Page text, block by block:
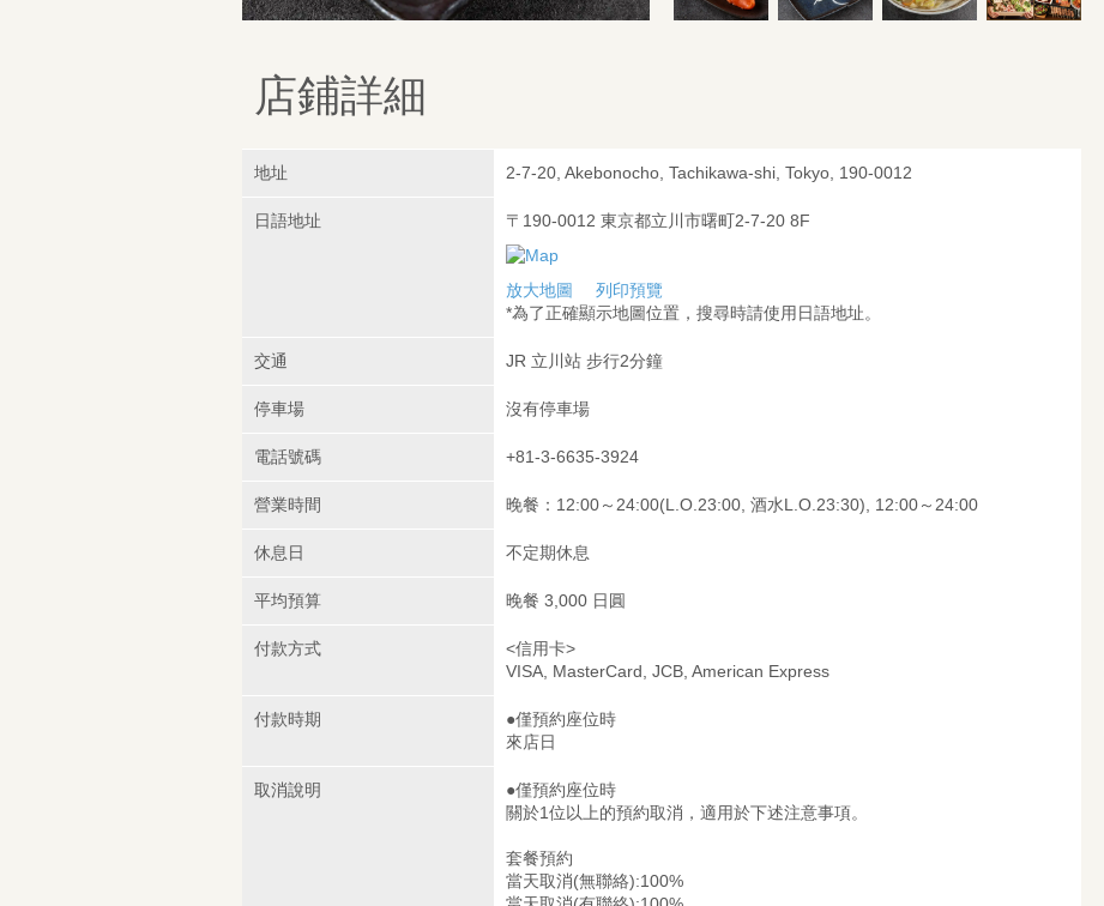
店鋪詳細
地址 2-7-20, Akebonocho, Tachikawa-shi, Tokyo, 190-0012
日語地址 〒190-0012 東京都立川市曙町2-7-20 8F
放大地圖
列印預覽
*為了正確顯示地圖位置，搜尋時請使用日語地址。
交通 JR 立川站 步行2分鐘
停車場 沒有停車場
電話號碼 +81-3-6635-3924
營業時間 晚餐：12:00～24:00(L.O.23:00, 酒水L.O.23:30), 12:00～24:00
休息日 不定期休息
平均預算 晚餐 3,000 日圓
付款方式
<信用卡>
VISA, MasterCard, JCB, American Express
付款時期
●僅預約座位時
來店日
取消說明
●僅預約座位時
關於1位以上的預約取消，適用於下述注意事項。
套餐預約
當天取消(無聯絡):100%